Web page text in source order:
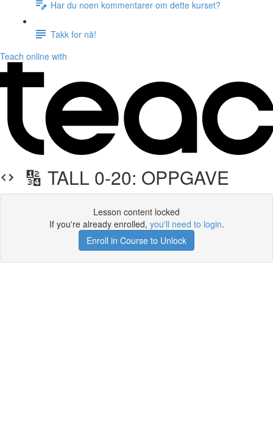
Har du noen kommentarer om dette kurset?
Takk for nå!
Teach online with
🔢 TALL 0-20: OPPGAVE
Lesson content locked
If you're already enrolled, you'll need to login.
Enroll in Course to Unlock